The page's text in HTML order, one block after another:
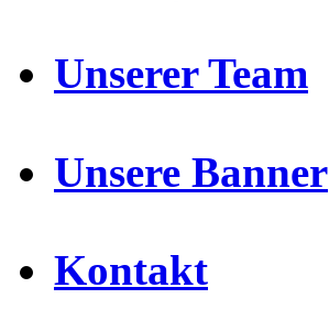
Unserer Team
Unsere Banner
Kontakt